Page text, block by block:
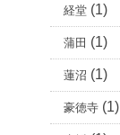
経堂 (1)
蒲田 (1)
蓮沼 (1)
豪徳寺 (1)